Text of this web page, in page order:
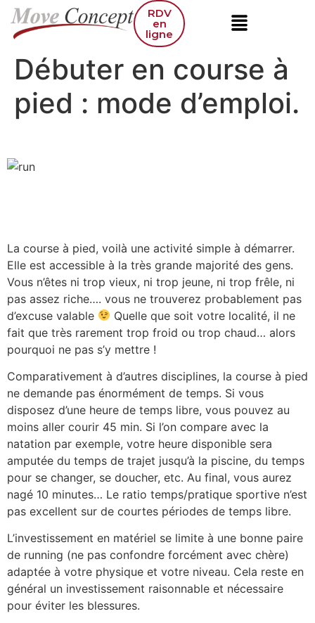
RDV
en
ligne
Débuter en course à
pied : mode d’emploi.
La course à pied, voilà une activité simple à démarrer.
Elle est accessible à la très grande majorité des gens.
Vous n’êtes ni trop vieux, ni trop jeune, ni trop frêle, ni
pas assez riche…. vous ne trouverez probablement pas
d’excuse valable
Quelle que soit votre localité, il ne
fait que très rarement trop froid ou trop chaud… alors
pourquoi ne pas s’y mettre !
Comparativement à d’autres disciplines, la course à pied
ne demande pas énormément de temps. Si vous
disposez d’une heure de temps libre, vous pouvez au
moins aller courir 45 min. Si l’on compare avec la
natation par exemple, votre heure disponible sera
amputée du temps de trajet jusqu’à la piscine, du temps
pour se changer, se doucher, etc. Au final, vous aurez
nagé 10 minutes… Le ratio temps/pratique sportive n’est
pas excellent sur de courtes périodes de temps libre.
L’investissement en matériel se limite à une bonne paire
de running (ne pas confondre forcément avec chère)
adaptée à votre physique et votre niveau. Cela reste en
général un investissement raisonnable et nécessaire
pour éviter les blessures.